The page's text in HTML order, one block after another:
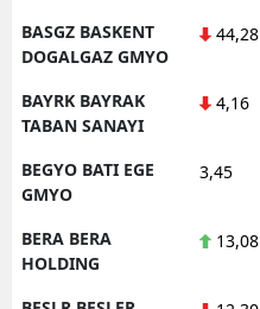
BASGZ BASKENT
DOGALGAZ GMYO
44,28
BAYRK BAYRAK
TABAN SANAYI
4,16
BEGYO BATI EGE
GMYO
3,45
BERA BERA
HOLDING
13,08